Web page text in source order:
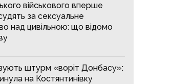
військового вперше
за сексуальне
над цивільною: що відомо
штурм «воріт Донбасу»:
на Костянтинівку